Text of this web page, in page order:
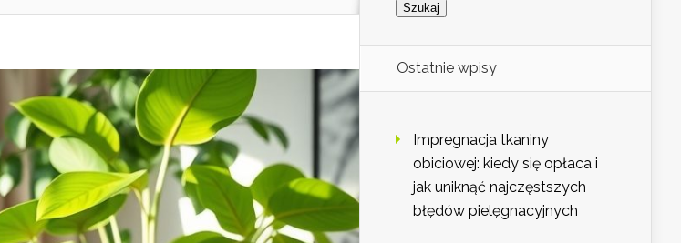
Ostatnie wpisy
Impregnacja tkaniny
obiciowej: kiedy się opłaca i
jak uniknąć najczęstszych
błędów pielęgnacyjnych